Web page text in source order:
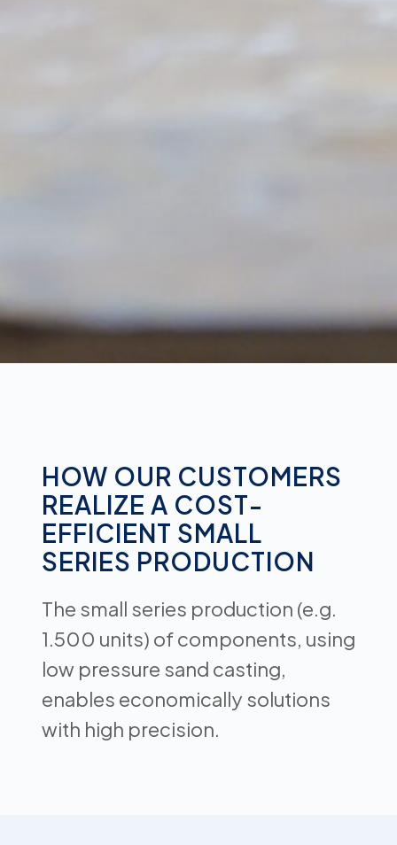
HOW OUR CUSTOMERS
REALIZE A COST-
EFFICIENT SMALL
SERIES PRODUCTION
The small series production (e.g.
1.500 units) of components, using
low pressure sand casting,
enables economically solutions
with high precision.